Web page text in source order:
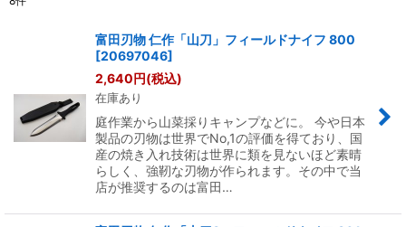
絞り込む
富田刃物 仁作「山刀」フィールドナイフ 800
[20697046]
2,640円(税込)
在庫あり
庭作業から山菜採りキャンプなどに。 今や日本
製品の刃物は世界でNo,1の評価を得ており、国
産の焼き入れ技術は世界に類を見ないほど素晴
らしく、強靭な刃物が作られます。その中で当
店が推奨するのは富田…